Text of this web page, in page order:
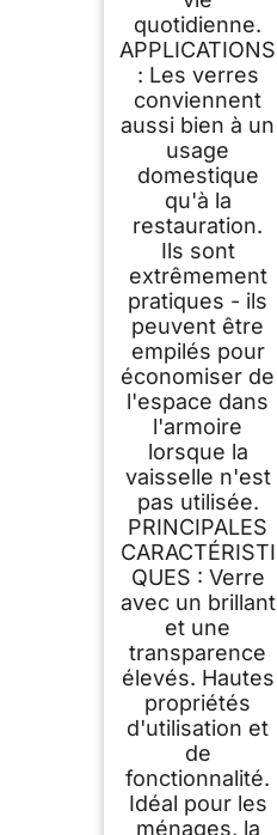
quotidienne.
APPLICATIONS
: Les verres
conviennent
aussi bien à un
usage
domestique
qu'à la
restauration.
Ils sont
extrêmement
pratiques - ils
peuvent être
empilés pour
économiser de
l'espace dans
l'armoire
lorsque la
vaisselle n'est
pas utilisée.
PRINCIPALES
CARACTÉRISTI
QUES : Verre
avec un brillant
et une
transparence
élevés. Hautes
propriétés
d'utilisation et
de
fonctionnalité.
Idéal pour les
ménages, la